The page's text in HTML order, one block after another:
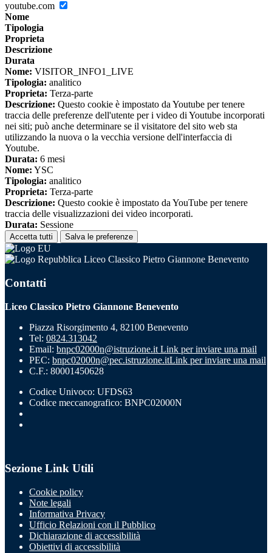
youtube.com
Nome
Tipologia
Proprieta
Descrizione
Durata
Nome: VISITOR_INFO1_LIVE
Tipologia: analitico
Proprieta: Terza-parte
Descrizione: Questo cookie è impostato da Youtube per tenere
traccia delle preferenze dell'utente per i video di Youtube incorporati
nei siti; può anche determinare se il visitatore del sito web sta
utilizzando la nuova o la vecchia versione dell'interfaccia di
Youtube.
Durata: 6 mesi
Nome: YSC
Tipologia: analitico
Proprieta: Terza-parte
Descrizione: Questo cookie è impostato da YouTube per tenere
traccia delle visualizzazioni dei video incorporati.
Durata: Sessione
Accetta tutti Salva le preferenze
Liceo Classico Pietro Giannone Benevento
Contatti
Liceo Classico Pietro Giannone Benevento
Piazza Risorgimento 4, 82100 Benevento
Tel: 0824.313042
Email: bnpc02000n@istruzione.it Link per inviare una mail
PEC: bnpc02000n@pec.istruzione.itLink per inviare una mail
C.F.: 80001450628
Codice Univoco: UFDS63
Codice meccanografico: BNPC02000N
Sezione Link Utili
Cookie policy
Note legali
Informativa Privacy
Ufficio Relazioni con il Pubblico
Dichiarazione di accessibilità
Obiettivi di accessibilità